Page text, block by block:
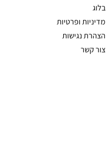
בלוג
מדיניות ופרטיות
הצהרת נגישות
צור קשר